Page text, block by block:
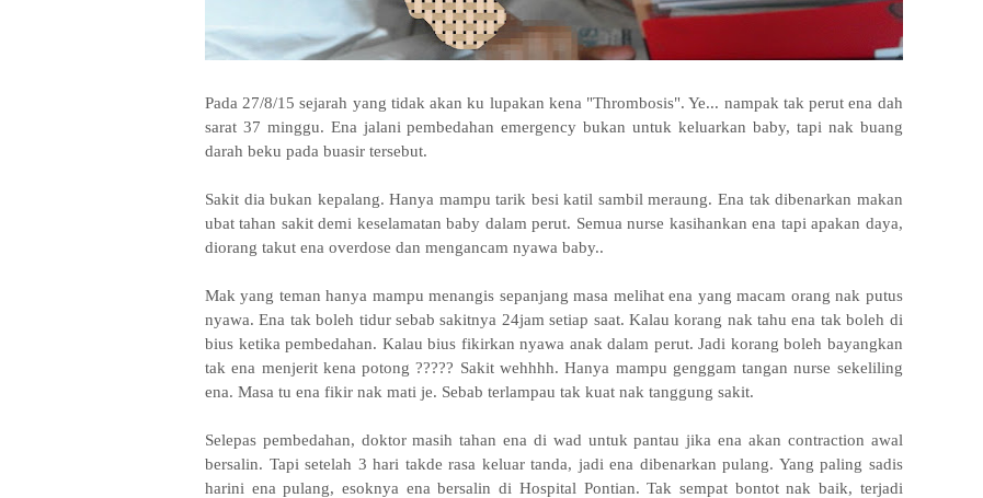
Pada 27/8/15 sejarah yang tidak akan ku lupakan kena "Thrombosis". Ye... nampak tak perut ena dah
sarat 37 minggu. Ena jalani pembedahan emergency bukan untuk keluarkan baby, tapi nak buang
darah beku pada buasir tersebut.
Sakit dia bukan kepalang. Hanya mampu tarik besi katil sambil meraung. Ena tak dibenarkan makan
ubat tahan sakit demi keselamatan baby dalam perut. Semua nurse kasihankan ena tapi apakan daya,
diorang takut ena overdose dan mengancam nyawa baby..
Mak yang teman hanya mampu menangis sepanjang masa melihat ena yang macam orang nak putus
nyawa. Ena tak boleh tidur sebab sakitnya 24jam setiap saat. Kalau korang nak tahu ena tak boleh di
bius ketika pembedahan. Kalau bius fikirkan nyawa anak dalam perut. Jadi korang boleh bayangkan
tak ena menjerit kena potong ????? Sakit wehhhh. Hanya mampu genggam tangan nurse sekeliling
ena. Masa tu ena fikir nak mati je. Sebab terlampau tak kuat nak tanggung sakit.
Selepas pembedahan, doktor masih tahan ena di wad untuk pantau jika ena akan contraction awal
bersalin. Tapi setelah 3 hari takde rasa keluar tanda, jadi ena dibenarkan pulang. Yang paling sadis
harini ena pulang, esoknya ena bersalin di Hospital Pontian. Tak sempat bontot nak baik, terjadi